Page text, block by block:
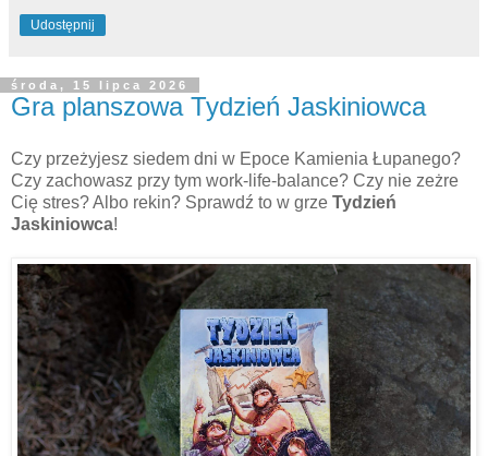
Udostępnij
środa, 15 lipca 2026
Gra planszowa Tydzień Jaskiniowca
Czy przeżyjesz siedem dni w Epoce Kamienia Łupanego?
Czy zachowasz przy tym work-life-balance? Czy nie zeżre
Cię stres? Albo rekin? Sprawdź to w grze Tydzień
Jaskiniowca!